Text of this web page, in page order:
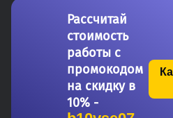
Copyright 2011-2026
Рассчитай
стоимость
работы с
промокодом
на скидку в
10% -